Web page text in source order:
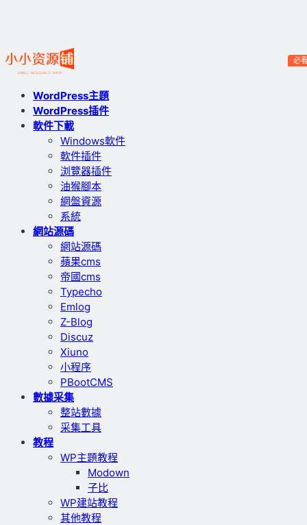
WordPress主題
WordPress插件
軟件下載
Windows軟件
軟件插件
浏覽器插件
油猴腳本
網盤資源
系統
網站源碼
網站源碼
蘋果cms
帝國cms
Typecho
Emlog
Z-Blog
Discuz
Xiuno
小程序
PBootCMS
數據采集
整站數據
采集工具
教程
WP主題教程
Modown
子比
WP建站教程
其他教程
必